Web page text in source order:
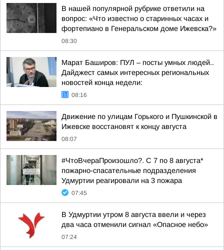
В нашей популярной рубрике ответили на
вопрос: «Что известно о старинных часах и
фортепиано в Генеральском доме Ижевска?»
08:30
Марат Баширов: ПУЛ – посты умных людей..
Дайджест самых интересных региональных
новостей конца недели:
08:16
Движение по улицам Горького и Пушкинской в
Ижевске восстановят к концу августа
08:07
#ЧтоВчераПроизошло?. С 7 по 8 августа*
пожарно-спасательные подразделения
Удмуртии реагировали на 3 пожара
07:45
В Удмуртии утром 8 августа ввели и через
два часа отменили сигнал «Опасное небо»
07:24